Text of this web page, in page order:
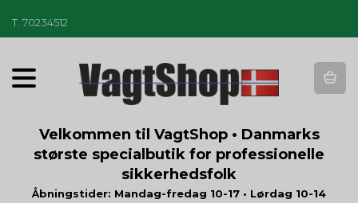
T 70234512
T
o
Velkommen til VagtShop • Danmarks
største specialbutik for professionelle
sikkerhedsfolk
Åbningstider: Mandag-fredag 10-17 • Lørdag 10-14